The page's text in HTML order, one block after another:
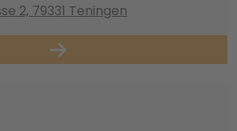
2, 79331 Teningen